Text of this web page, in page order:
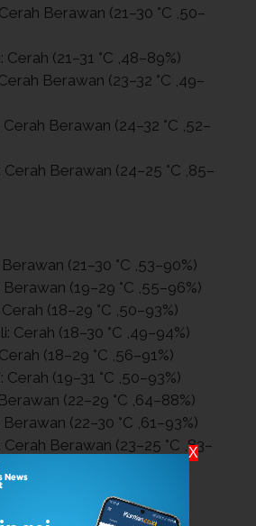
Berawan (21–30 °C ,50–
Cerah (21–31 °C ,48–89%)
Berawan (23–32 °C ,49–
Cerah Berawan (24–32 °C ,52–
Cerah Berawan (24–25 °C ,85–
(21–30 °C ,53–90%)
Berawan (19–29 °C ,55–96%)
(18–29 °C ,50–93%)
Cerah (18–30 °C ,49–94%)
(18–29 °C ,56–91%)
Cerah (19–31 °C ,50–93%)
(22–29 °C ,64–88%)
(22–30 °C ,61–93%)
Cerah Berawan (23–25 °C ,83–
X